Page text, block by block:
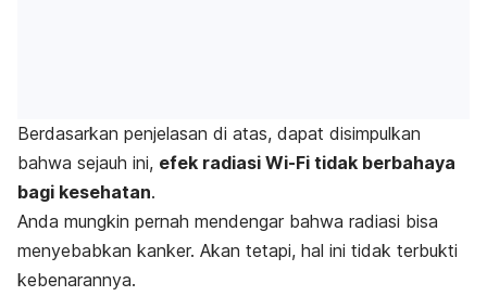
Berdasarkan penjelasan di atas, dapat disimpulkan
bahwa sejauh ini, efek radiasi Wi-Fi tidak berbahaya
bagi kesehatan.
Anda mungkin pernah mendengar bahwa radiasi bisa
menyebabkan kanker. Akan tetapi, hal ini tidak terbukti
kebenarannya.